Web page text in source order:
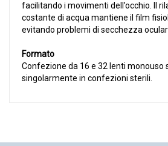
facilitando i movimenti dell’occhio. Il
costante di acqua mantiene il film
evitando problemi di secchezza
Formato
Confezione da 16 e 32 lenti monouso
singolarmente in confezioni sterili.